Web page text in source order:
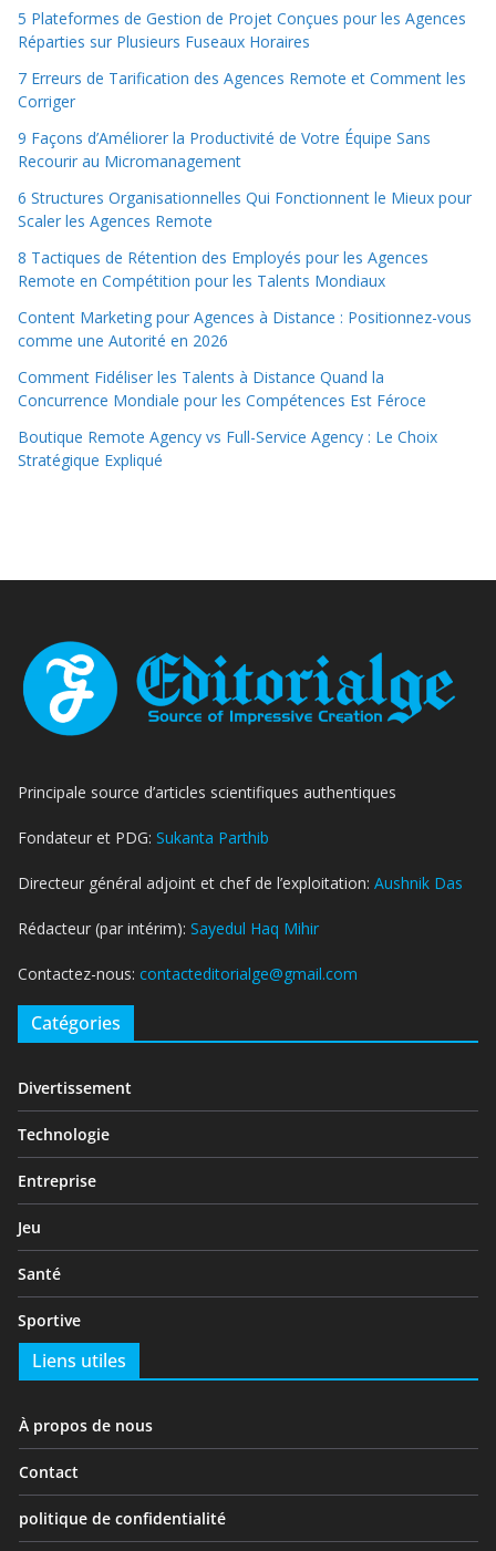
5 Plateformes de Gestion de Projet Conçues pour les Agences
Réparties sur Plusieurs Fuseaux Horaires
7 Erreurs de Tarification des Agences Remote et Comment les
Corriger
9 Façons d’Améliorer la Productivité de Votre Équipe Sans
Recourir au Micromanagement
6 Structures Organisationnelles Qui Fonctionnent le Mieux pour
Scaler les Agences Remote
8 Tactiques de Rétention des Employés pour les Agences
Remote en Compétition pour les Talents Mondiaux
Content Marketing pour Agences à Distance : Positionnez-vous
comme une Autorité en 2026
Comment Fidéliser les Talents à Distance Quand la
Concurrence Mondiale pour les Compétences Est Féroce
Boutique Remote Agency vs Full-Service Agency : Le Choix
Stratégique Expliqué
Principale source d’articles scientifiques authentiques
Fondateur et PDG: Sukanta Parthib
Directeur général adjoint et chef de l’exploitation: Aushnik Das
Rédacteur (par intérim): Sayedul Haq Mihir
Contactez-nous: contacteditorialge@gmail.com
Catégories
Divertissement
Technologie
Entreprise
Jeu
Santé
Sportive
Liens utiles
À propos de nous
Contact
politique de confidentialité